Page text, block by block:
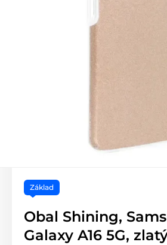
Základ
Obal Shining,
Galaxy A16 5G,